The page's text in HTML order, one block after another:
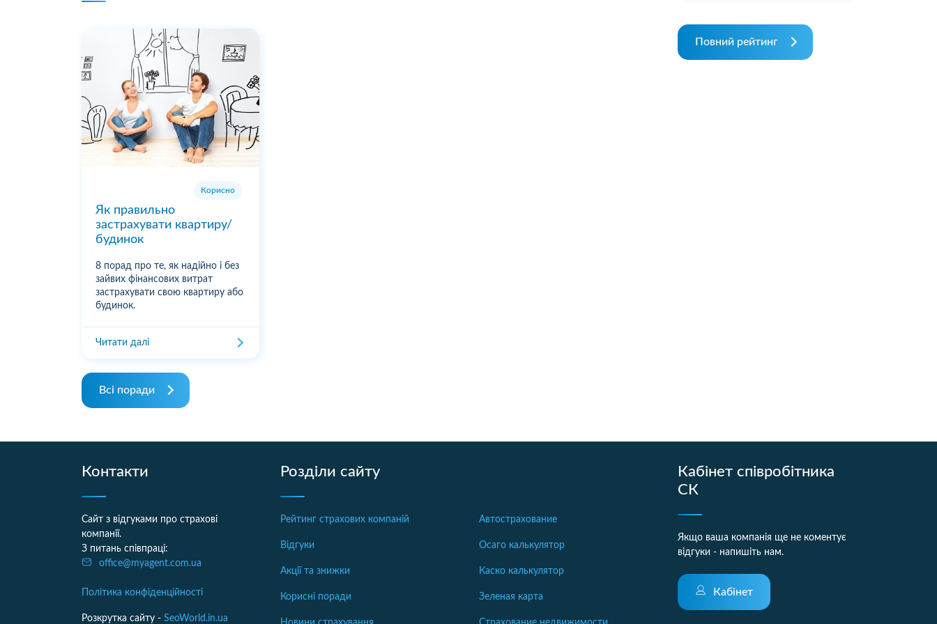
Корисно
Як правильно
застрахувати квартиру/
будинок
8 порад про те, як надійно і без
зайвих фінансових витрат
застрахувати свою квартиру або
будинок.
Читати далі
Всі поради
Повний рейтинг
Контакти
Сайт з відгуками про страхові
компанії.
З питань співпраці:
office@myagent.com.ua
Політика конфіденційності
Розкрутка сайту - SeoWorld.in.ua
Розділи сайту
Рейтинг страхових компаній
Відгуки
Акції та знижки
Корисні поради
Автострахование
Осаго калькулятор
Каско калькулятор
Зеленая карта
Кабінет співробітника
СК
Якщо ваша компанія ще не коментує
відгуки - напишіть нам.
Кабінет